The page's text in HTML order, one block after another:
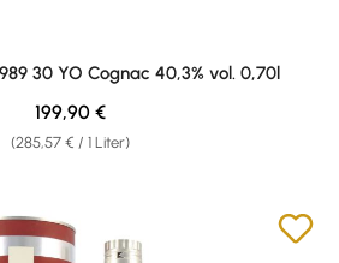
30 YO Cognac 40,3% vol. 0,70l
(285,57 € / 1 Liter)
Regulärer Preis:
199,90 €